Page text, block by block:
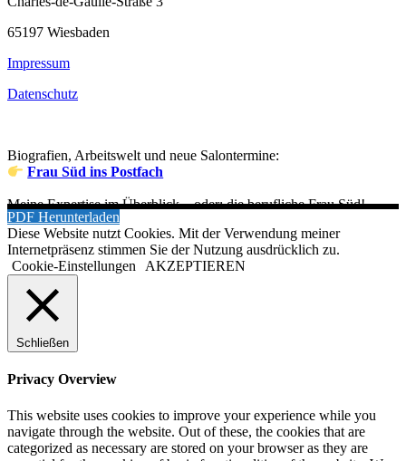
65197 Wiesbaden
Impressum
Datenschutz
Biografien, Arbeitswelt und neue Salontermine:
Frau Süd ins Postfach
Meine Expertise im Überblick – oder: die berufliche Frau Süd!
PDF Herunterladen
Diese Website nutzt Cookies. Mit der Verwendung meiner
Internetpräsenz stimmen Sie der Nutzung ausdrücklich zu.
Cookie-Einstellungen
AKZEPTIEREN
Schließen
Privacy Overview
This website uses cookies to improve your experience while you
navigate through the website. Out of these, the cookies that are
categorized as necessary are stored on your browser as they are